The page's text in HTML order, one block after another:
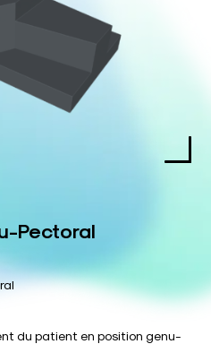
Pectoral
du patient en position genu-